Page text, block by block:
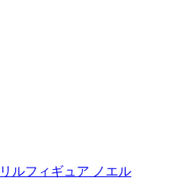
ルフィギュア ノエル